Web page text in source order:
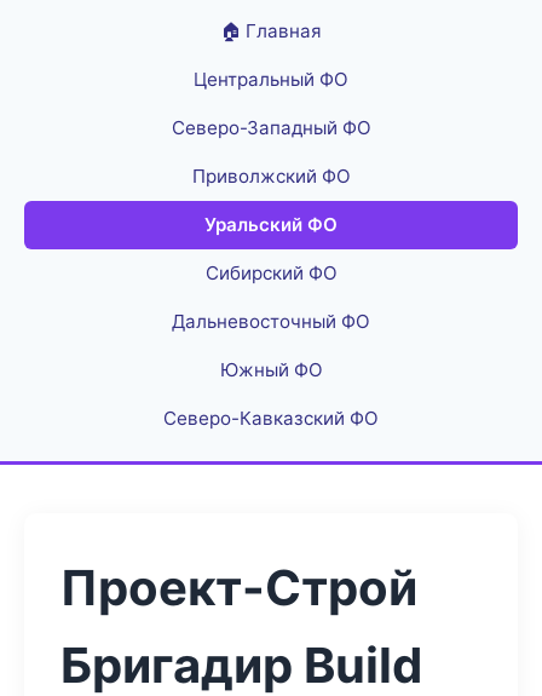
🏠 Главная
Центральный ФО
Северо-Западный ФО
Приволжский ФО
Уральский ФО
Сибирский ФО
Дальневосточный ФО
Южный ФО
Северо-Кавказский ФО
Проект-Строй
Бригадир Build